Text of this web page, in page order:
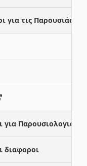
τις Παρουσιάσεις
Παρουσιολογια
διαφοροι